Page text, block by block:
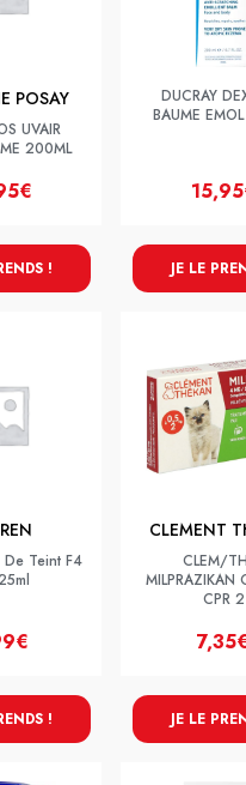
POSAY
UVAIR
200ML
!
DUCRAY
BAUME
JE LE
Teint F4
!
CLEMENT
CLEM/
MILPRAZIKAN
CPR 2
JE LE